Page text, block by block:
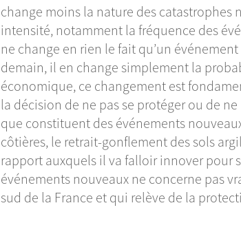
change moins la nature des catastrophes
intensité, notamment la fréquence des
ne change en rien le fait qu’un
demain, il en change simplement la
économique, ce changement est
la décision de ne pas se protéger ou de
que constituent des événements
côtières, le retrait-gonflement des sols
rapport auxquels il va falloir innover pour
événements nouveaux ne concerne pas
sud de la France et qui relève de la